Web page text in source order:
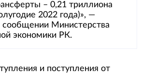
– 0,21 триллиона
2022 года)», —
сообщении Министерства
экономики РК.
и поступления от